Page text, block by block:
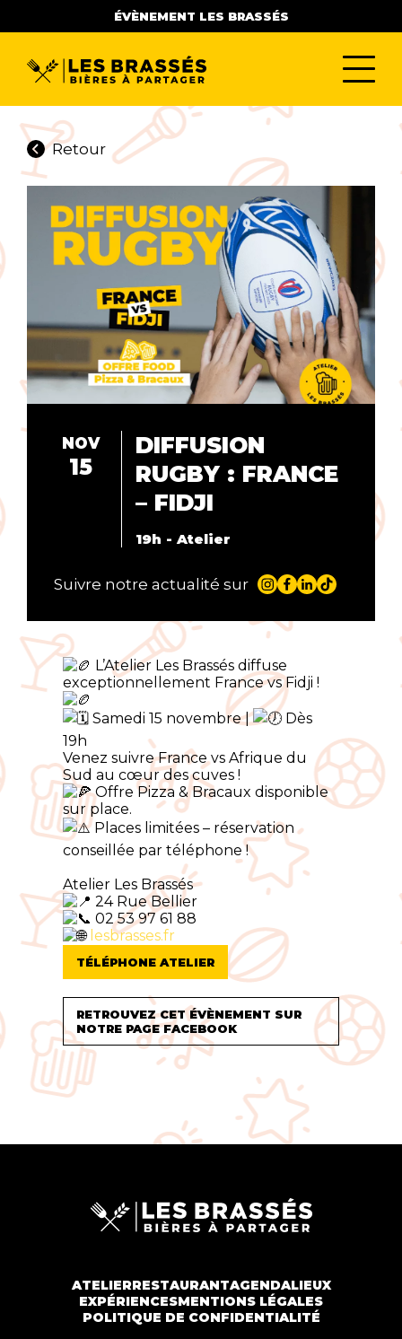
ÉVÈNEMENT LES BRASSÉS
Retour
NOV
15
DIFFUSION
RUGBY : FRANCE
– FIDJI
19h - Atelier
Suivre notre actualité sur
L’Atelier Les Brassés diffuse
exceptionnellement France vs Fidji !
Samedi 15 novembre |
Dès
19h
Venez suivre France vs Afrique du
Sud au cœur des cuves !
Offre Pizza & Bracaux disponible
sur place.
Places limitées – réservation
conseillée par téléphone !
Atelier Les Brassés
24 Rue Bellier
02 53 97 61 88
lesbrasses.fr
TÉLÉPHONE ATELIER
RETROUVEZ CET ÉVÈNEMENT SUR
NOTRE PAGE FACEBOOK
ATELIERRESTAURANTAGENDALIEUX
EXPÉRIENCESMENTIONS LÉGALES
POLITIQUE DE CONFIDENTIALITÉ